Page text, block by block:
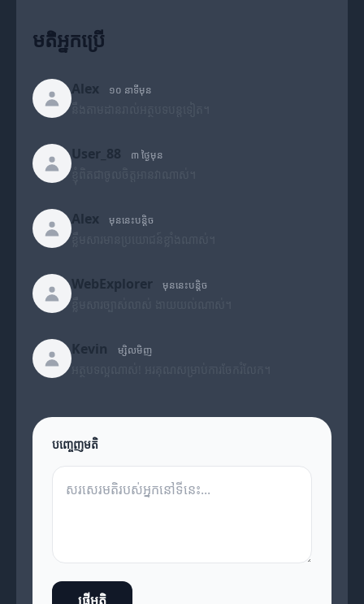
មតិអ្នកប្រើ
Alex ១០ នាទីមុន
User_88 ៣ ថ្ងៃមុន
Alex មុននេះបន្តិច
WebExplorer មុននេះបន្តិច
Kevin ម្សិលមិញ
បញ្ចេញមតិ